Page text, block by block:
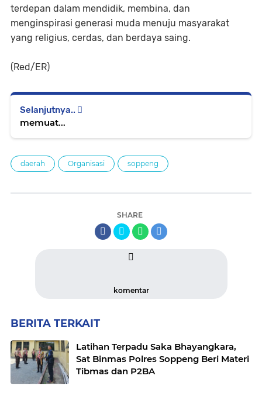
terdepan dalam mendidik, membina, dan
menginspirasi generasi muda menuju masyarakat
yang religius, cerdas, dan berdaya saing.
(Red/ER)
Selanjutnya..
memuat...
daerah Organisasi soppeng
SHARE
komentar
BERITA TERKAIT
Latihan Terpadu Saka Bhayangkara,
Sat Binmas Polres Soppeng Beri Materi
Tibmas dan P2BA